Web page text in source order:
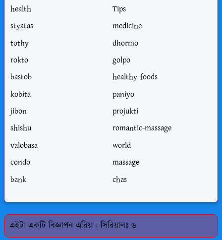
health
Tips
styatas
medicine
tothy
dhormo
rokto
golpo
bastob
healthy foods
kobita
paniyo
jibon
projukti
shishu
romantic-massage
valobasa
world
condo
massage
bank
chas
এইটা একটি বিজ্ঞাপন এরিয়া। সিরিয়ালঃ ৬